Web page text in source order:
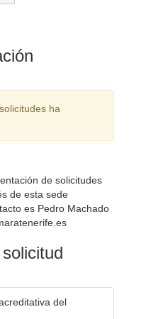
ha
de solicitudes
de esta sede
es Pedro Machado
del